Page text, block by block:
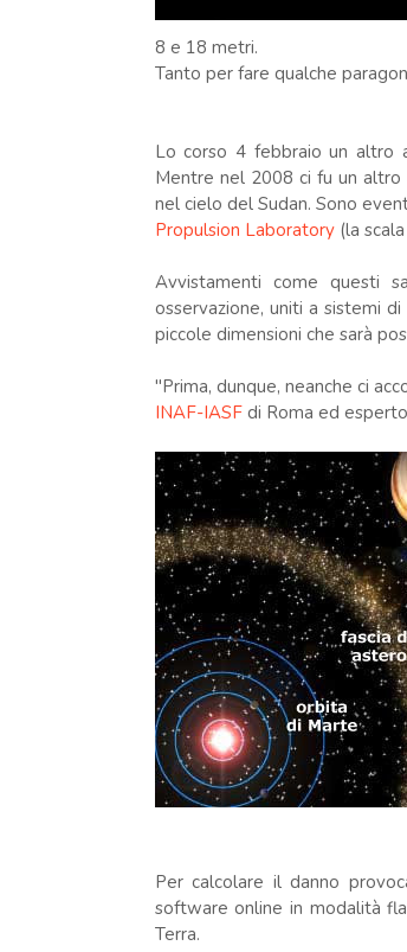
8 e 18 metri.
Tanto per fare qualche
Lo corso 4 febbraio un altro
Mentre nel 2008 ci fu un
nel cielo del Sudan. Sono
Propulsion Laboratory(la scala
Avvistamenti come questi
osservazione, uniti a sistemi
piccole dimensioni che sarà
"Prima, dunque, neanche ci
INAF-IASFdi Roma ed
Per calcolare il danno
software online in modalità
Terra.